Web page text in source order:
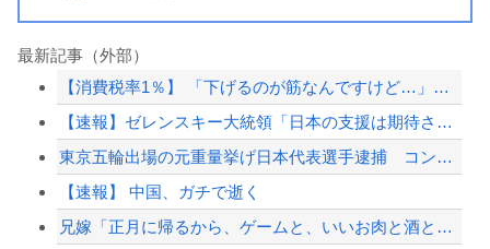
最新記事（外部）
【消費税率1％】 「下げるのが筋なんですけど…」消費減税で値下がりする分と同じだ...
【速報】ゼレンスキー大統領「日本の支援は期待されたほどの成果がない」WWWWWW...
東京五輪出場の元重量挙げ日本代表選手逮捕 コンビニで卵2パックとしょうゆ1本(8...
【速報】 中国、ガチで逝く
兄嫁「正月に帰るから、ゲームと、いいお肉と酒と、お風呂グッズの準備しとけよ」寝起...